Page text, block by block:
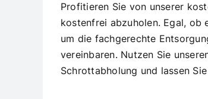
Profitieren Sie von unserer
kostenfrei abzuholen. Egal, ob
um die fachgerechte
vereinbaren. Nutzen Sie
Schrottabholung und lassen